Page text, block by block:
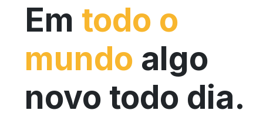
Em todo o
mundo algo
novo todo dia.